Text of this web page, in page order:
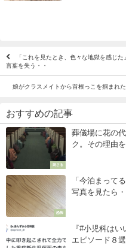
「これを見たとき、色々な地獄を感じ
言葉を失う・・
娘がクラスメイトから首根っこを掴まれ
おすすめの記事
刺さる
葬儀場に花の
ク。その理由
恐怖
「今泊まって
写真を見たら
『#小児科は
エピソード８